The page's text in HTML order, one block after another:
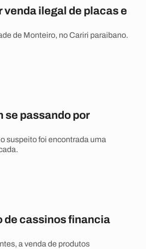
venda ilegal de placas e
de Monteiro, no Cariri paraibano.
se passando por
suspeito foi encontrada uma
de cassinos financia
a venda de produtos